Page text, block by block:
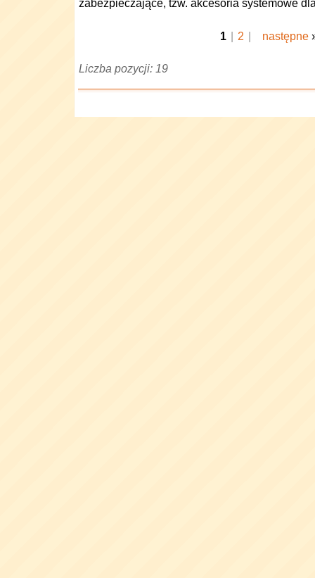
zabezpieczające, tzw. akcesoria systemowe
1 | 2 | następne
Liczba pozycji: 19